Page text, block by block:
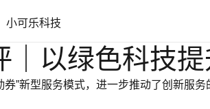
小可乐科技
｜以绿色科技
券”新型服务模式，进一步推动了创新服